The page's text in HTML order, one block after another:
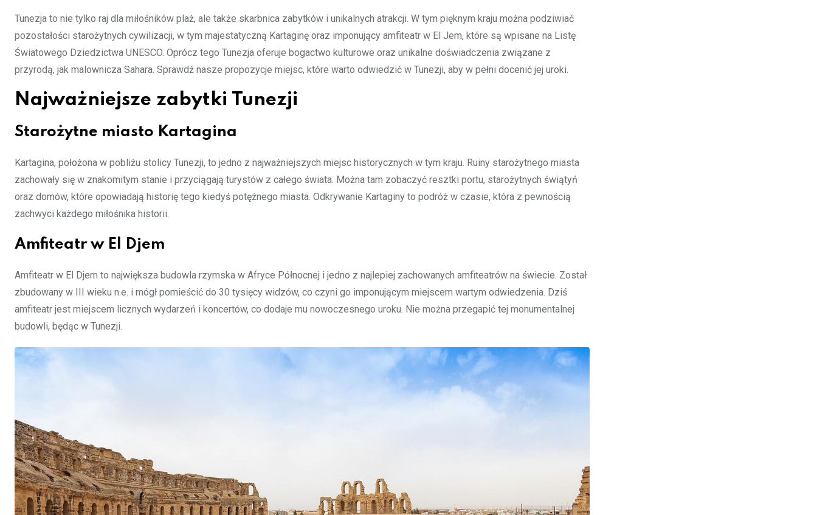
Tunezja to nie tylko raj dla miłośników plaż, ale także skarbnica zabytków i unikalnych atrakcji. W tym pięknym kraju można podziwiać
pozostałości starożytnych cywilizacji, w tym majestatyczną Kartaginę oraz imponujący amfiteatr w El Jem, które są wpisane na Listę
Światowego Dziedzictwa UNESCO. Oprócz tego Tunezja oferuje bogactwo kulturowe oraz unikalne doświadczenia związane z
przyrodą, jak malownicza Sahara. Sprawdź nasze propozycje miejsc, które warto odwiedzić w Tunezji, aby w pełni docenić jej uroki.
Najważniejsze zabytki Tunezji
Starożytne miasto Kartagina
Kartagina, położona w pobliżu stolicy Tunezji, to jedno z najważniejszych miejsc historycznych w tym kraju. Ruiny starożytnego miasta
zachowały się w znakomitym stanie i przyciągają turystów z całego świata. Można tam zobaczyć resztki portu, starożytnych świątyń
oraz domów, które opowiadają historię tego kiedyś potężnego miasta. Odkrywanie Kartaginy to podróż w czasie, która z pewnością
zachwyci każdego miłośnika historii.
Amfiteatr w El Djem
Amfiteatr w El Djem to największa budowla rzymska w Afryce Północnej i jedno z najlepiej zachowanych amfiteatrów na świecie. Został
zbudowany w III wieku n.e. i mógł pomieścić do 30 tysięcy widzów, co czyni go imponującym miejscem wartym odwiedzenia. Dziś
amfiteatr jest miejscem licznych wydarzeń i koncertów, co dodaje mu nowoczesnego uroku. Nie można przegapić tej monumentalnej
budowli, będąc w Tunezji.